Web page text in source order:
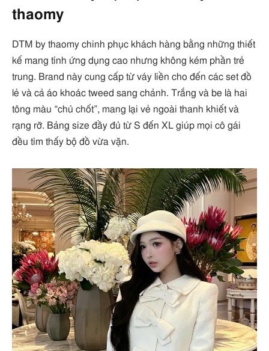
thaomy
DTM by thaomy chinh phục khách hàng bằng những thiết
kế mang tính ứng dụng cao nhưng không kém phần trẻ
trung. Brand này cung cấp từ váy liền cho đến các set đồ
lẻ và cả áo khoác tweed sang chảnh. Trắng và be là hai
tông màu “chủ chốt”, mang lại vẻ ngoài thanh khiết và
rạng rỡ. Bảng size đầy đủ từ S đến XL giúp mọi cô gái
đều tìm thấy bộ đồ vừa vặn.